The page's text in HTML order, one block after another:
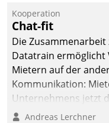
Kooperation
Chat-fit
Die Zusammenarbeit
Datatrain ermöglicht
Mietern auf der
Kommunikation:
Unternehmens jetzt
Mitarbeiter oder
Andreas Lerchner